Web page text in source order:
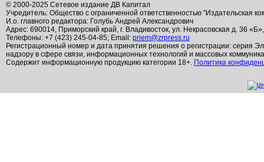
© 2000-2025 Сетевое издание ДВ Капитал
Учредитель: Общество с ограниченной ответственностью "Издательская
И.о. главного редактора: Голубь Андрей Александрович
Адрес: 690014, Приморский край, г. Владивосток, ул. Некрасовская д. 36
Телефоны: +7 (423) 245-04-85; Email: priem@zrpress.ru
Регистрационный номер и дата принятия решения о регистрации: серия
надзору в сфере связи, информационных технологий и массовых
Содержит информационную продукцию категории 18+. Политика